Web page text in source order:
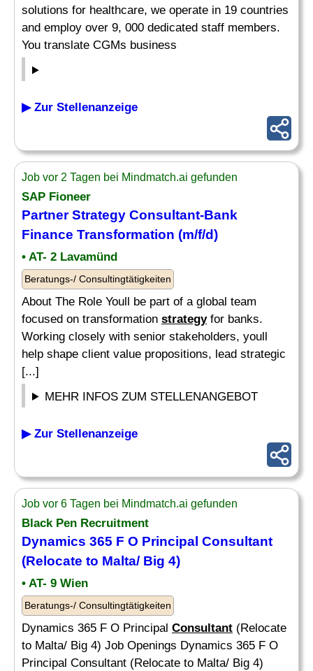
solutions for healthcare, we operate in 19 countries
and employ over 9, 000 dedicated staff members.
You translate CGMs business
▶ Zur Stellenanzeige
Job vor 2 Tagen bei Mindmatch.ai gefunden
SAP Fioneer
PartnerStrategy Consultant-Bank
Finance Transformation (m/f/d)
• AT- 2 Lavamünd
Beratungs-/ Consultingtätigkeiten
About The Role Youll be part of a global team
focused on transformation strategyfor banks.
Working closely with senior stakeholders, youll
help shape client value propositions, lead strategic
[...]
MEHR INFOS ZUM STELLENANGEBOT
▶ Zur Stellenanzeige
Job vor 6 Tagen bei Mindmatch.ai gefunden
Black Pen Recruitment
Dynamics 365 F O Principal Consultant
(Relocate to Malta/ Big 4)
• AT- 9 Wien
Beratungs-/ Consultingtätigkeiten
Dynamics 365 F O Principal Consultant (Relocate
to Malta/ Big 4) Job Openings Dynamics 365 F O
Principal Consultant (Relocate to Malta/ Big 4)